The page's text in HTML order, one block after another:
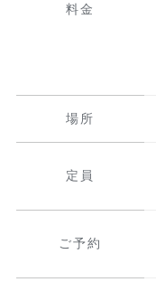
料金
場所
定員
ご予約